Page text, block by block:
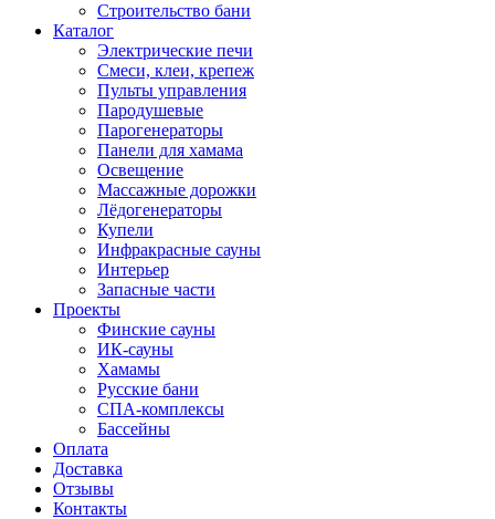
Строительство бани
Каталог
Электрические печи
Смеси, клеи, крепеж
Пульты управления
Пародушевые
Парогенераторы
Панели для хамама
Освещение
Массажные дорожки
Лёдогенераторы
Купели
Инфракрасные сауны
Интерьер
Запасные части
Проекты
Финские сауны
ИК-сауны
Хамамы
Русские бани
СПА-комплексы
Бассейны
Оплата
Доставка
Отзывы
Контакты